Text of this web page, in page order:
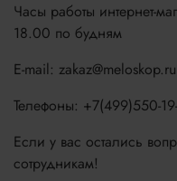
Часы работы интернет-
18.00 по будням
E-mail: zakaz@meloskop.ru
Телефоны: +7(499)550-
Если у вас остались
сотрудникам!